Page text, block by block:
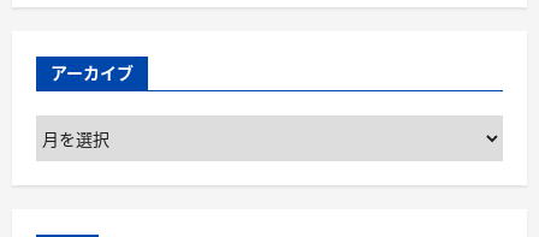
アーカイブ
ア
ー
カ